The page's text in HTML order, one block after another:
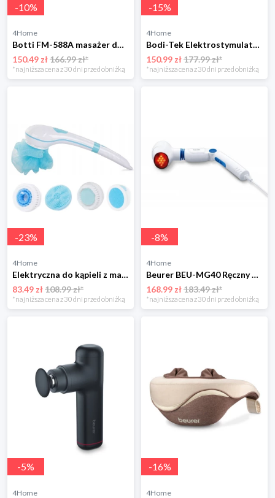
-10%
4Home
Botti FM-588A masażer do stóp Federica
150.49 zł166.99 zł*
*najniższa cena z 30 dni przed obniżką
-15%
4Home
Bodi-Tek Elektrostymulator brzucha, 8 elektrod BodiTek
150.99 zł177.99 zł*
*najniższa cena z 30 dni przed obniżką
-23%
4Home
Elektryczna do kąpieli z masażem 5w1 4-Home
83.49 zł108.99 zł*
*najniższa cena z 30 dni przed obniżką
-8%
4Home
Beurer BEU-MG40 Ręczny masażer na podczerwień
168.99 zł183.49 zł*
*najniższa cena z 30 dni przed obniżką
-5%
4Home
-16%
4Home